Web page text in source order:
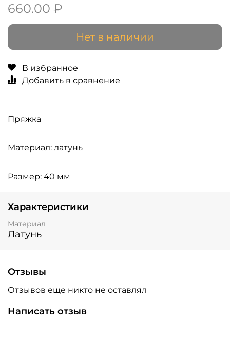
660.00 ₽
Нет в наличии
В избранное
Добавить в сравнение
Пряжка
Материал: латунь
Размер: 40 мм
Характеристики
Материал
Латунь
Отзывы
Отзывов еще никто не оставлял
Написать отзыв